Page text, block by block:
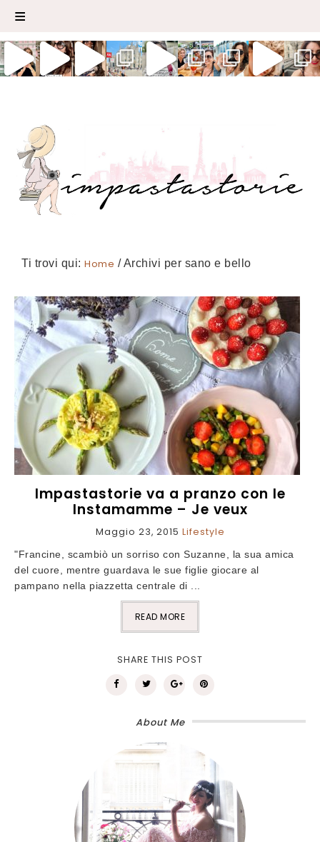
Ti trovi qui: Home /Archivi per sano e bello
Impastastorie va a pranzo con le
Instamamme – Je veux
Maggio 23, 2015 Lifestyle
"Francine, scambiò un sorriso con Suzanne, la sua amica
del cuore, mentre guardava le sue figlie giocare al
pampano nella piazzetta centrale di ...
READ MORE
SHARE THIS POST
About Me